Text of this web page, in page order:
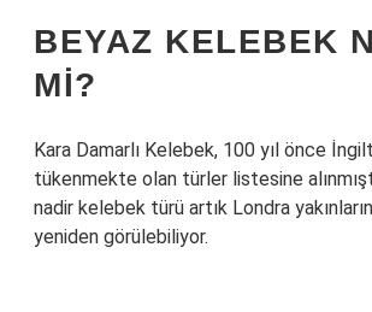
BEYAZ KELEBEK
MI?
Kara Damarlı Kelebek, 100 yıl önce
tükenmekte olan türler listesine
nadir kelebek türü artık Londra
yeniden görülebiliyor.